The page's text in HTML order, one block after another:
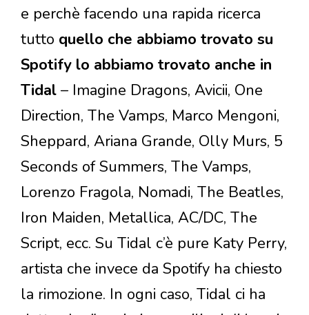
e perchè facendo una rapida ricerca
tutto quello che abbiamo trovato su
Spotify lo abbiamo trovato anche in
Tidal – Imagine Dragons, Avicii, One
Direction, The Vamps, Marco Mengoni,
Sheppard, Ariana Grande, Olly Murs, 5
Seconds of Summers, The Vamps,
Lorenzo Fragola, Nomadi, The Beatles,
Iron Maiden, Metallica, AC/DC, The
Script, ecc. Su Tidal c’è pure Katy Perry,
artista che invece da Spotify ha chiesto
la rimozione. In ogni caso, Tidal ci ha